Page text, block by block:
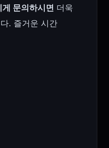
문의하시면 더욱
. 즐거운 시간